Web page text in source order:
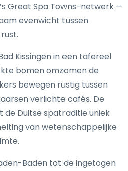
Great Spa Towns-netwerk —
evenwicht tussen
Kissingen in een tafereel
bomen omzomen de
bewegen rustig tussen
verlichte cafés. De
Duitse spatraditie uniek
van wetenschappelijke
Baden tot de ingetogen